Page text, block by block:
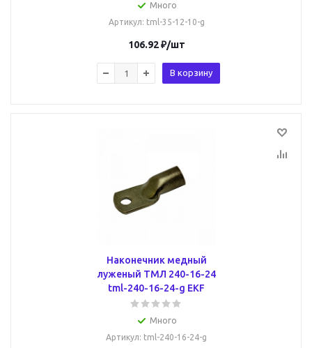
Много
Артикул: tml-35-12-10-g
106.92₽/шт
В корзину
Наконечник медный
луженый ТМЛ 240-16-24
tml-240-16-24-g EKF
Много
Артикул: tml-240-16-24-g